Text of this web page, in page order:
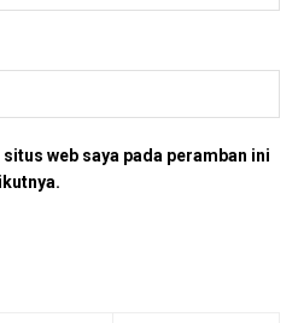
web saya pada peramban ini